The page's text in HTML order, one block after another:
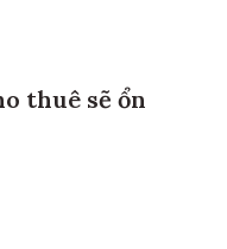
thuê sẽ ổn